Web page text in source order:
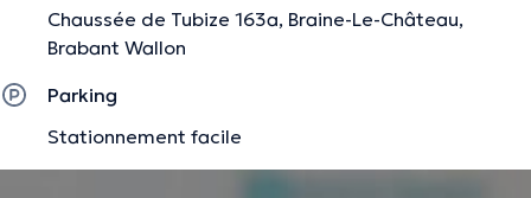
La description a été éditée par l'équipe de Doctoranytime et se base sur des
informations vérifiées.
Chaussée de Tubize 163a, Braine-Le-Château,
Brabant Wallon
Parking
Stationnement facile